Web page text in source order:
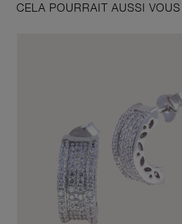
CELA POURRAIT AUSSI